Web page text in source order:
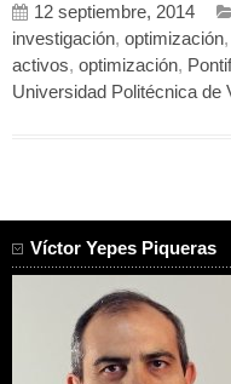
12 septiembre, 2014
investigación, optimización,
activos, optimización,
Universidad Politécnica de
Víctor Yepes Piqueras